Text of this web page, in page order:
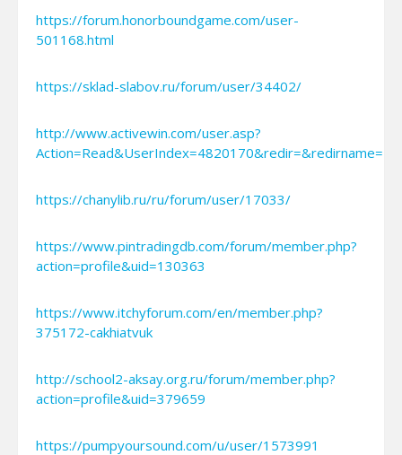
https://forum.honorboundgame.com/user-
501168.html
https://sklad-slabov.ru/forum/user/34402/
http://www.activewin.com/user.asp?
https://chanylib.ru/ru/forum/user/17033/
https://www.pintradingdb.com/forum/member.php?
action=profile&uid=130363
https://www.itchyforum.com/en/member.php?
375172-cakhiatvuk
http://school2-aksay.org.ru/forum/member.php?
action=profile&uid=379659
https://pumpyoursound.com/u/user/1573991